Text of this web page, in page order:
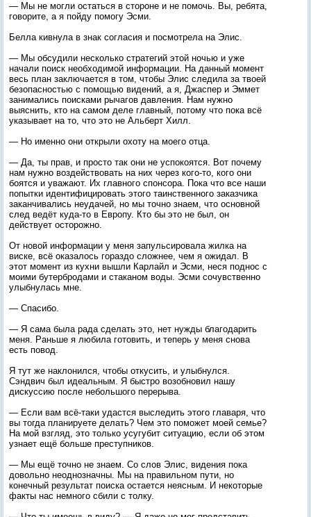
— Мы не могли остаться в стороне и не помочь. Вы, ребята,
говорите, а я пойду помогу Эсми.
Белла кивнула в знак согласия и посмотрела на Элис.
— Мы обсудили несколько стратегий этой ночью и уже
начали поиск необходимой информации. На данный момент
весь план заключается в том, чтобы Элис следила за твоей
безопасностью с помощью видений, а я, Джаспер и Эммет
занимались поисками рычагов давления. Нам нужно
выяснить, кто на самом деле главный, потому что пока всё
указывает на то, что это не Альберт Хилл.
— Но именно они открыли охоту на моего отца.
— Да, ты прав, и просто так они не успокоятся. Вот почему
нам нужно воздействовать на них через кого-то, кого они
боятся и уважают. Их главного спонсора. Пока что все наши
попытки идентифицировать этого таинственного заказчика
заканчивались неудачей, но мы точно знаем, что основной
след ведёт куда-то в Европу. Кто бы это не был, он
действует осторожно.
От новой информации у меня запульсировала жилка на
виске, всё оказалось гораздо сложнее, чем я ожидал. В
этот момент из кухни вышли Карлайл и Эсми, неся поднос с
моими бутербродами и стаканом воды. Эсми сочувственно
улыбнулась мне.
— Спасибо.
— Я сама была рада сделать это, нет нужды благодарить
меня. Раньше я любила готовить, и теперь у меня снова
есть повод.
Я тут же наклонился, чтобы откусить, и улыбнулся.
Сэндвич был идеальным. Я быстро возобновил нашу
дискуссию после небольшого перерыва.
— Если вам всё-таки удастся выследить этого главаря, что
вы тогда планируете делать? Чем это поможет моей семье?
На мой взгляд, это только усугубит ситуацию, если об этом
узнает ещё больше преступников.
— Мы ещё точно не знаем. Со слов Элис, видения пока
довольно неоднозначны. Мы на правильном пути, но
конечный результат поиска остается неясным. И некоторые
факты нас немного сбили с толку.